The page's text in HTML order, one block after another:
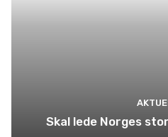
Skal lede Norges